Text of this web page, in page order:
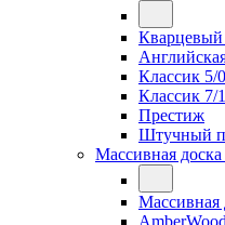
Кварцевый
Классик 5/
Классик 7/
Престиж
Штучный
Массивная доска
Массивная
AmberWood